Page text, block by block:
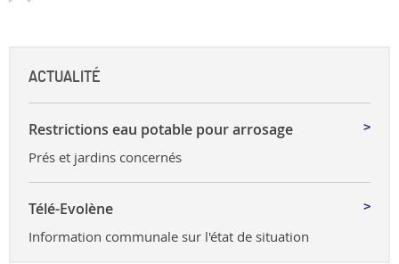
ACTUALITÉ
Restrictions eau potable pour arrosage
Prés et jardins concernés
Télé-Evolène
Information communale sur l'état de situation